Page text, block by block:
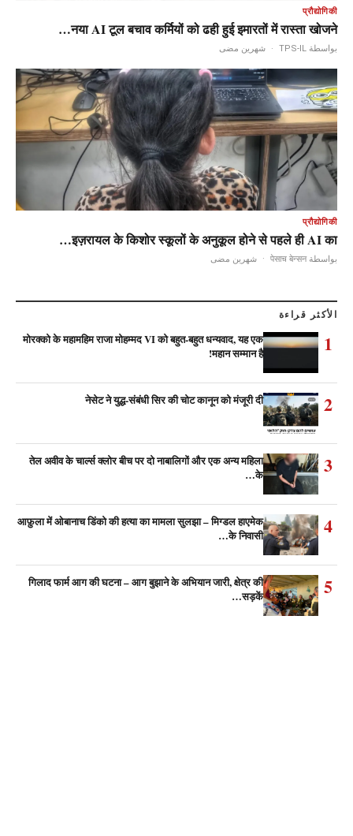
प्रौद्योगिकी
नया AI टूल बचाव कर्मियों को ढही हुई इमारतों में रास्ता खोजने…
بواسطة TPS-IL · شهرين مضى
प्रौद्योगिकी
इज़रायल के किशोर स्कूलों के अनुकूल होने से पहले ही AI का…
بواسطة पेसाच बेन्सन · شهرين مضى
الأكثر قراءة
1
मोरक्को के महामहिम राजा मोहम्मद VI को बहुत-बहुत धन्यवाद, यह एक
महान सम्मान है!
2
नेसेट ने युद्ध-संबंधी सिर की चोट कानून को मंजूरी दी
3
तेल अवीव के चार्ल्स क्लोर बीच पर दो नाबालिगों और एक अन्य महिला
के…
4
आफ़ुला में ओबानाच डिंको की हत्या का मामला सुलझा – मिग्डल हाएमेक
के निवासी…
5
गिलाद फार्म आग की घटना – आग बुझाने के अभियान जारी, क्षेत्र की
सड़कें…